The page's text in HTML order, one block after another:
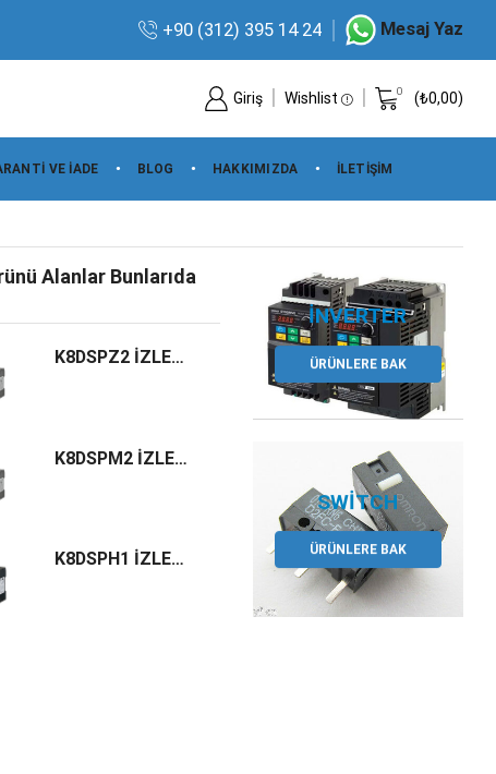
+90 (312) 395 14 24 Mesaj Yaz
Giriş Wishlist 0 (₺0,00)
VE IADE BLOG HAKKIMIZDA İLETIŞIM
Alanlar Bunlarıda
K8DSPZ2 İZLEME VE KONTROL RÖLESİ
K8DSPM2 İZLEME VE KONTROL RÖLESİ
K8DSPH1 İZLEME VE KONTROL RÖLESİ
ÜRÜNLERE BAK
ÜRÜNLERE BAK